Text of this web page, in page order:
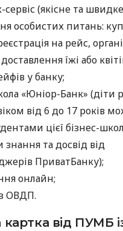
(якісне та швидке
особистих питань:
на рейс,
їжі або
у банку;
«Юніор-Банк» (діти
від 6 до 17 років
цієї бізнес-
та досвід від
ПриватБанку);
онлайн;
ОВДП.
від ПУМБ